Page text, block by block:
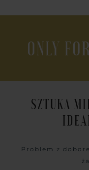
ONLY
SZTUKA
Problem z